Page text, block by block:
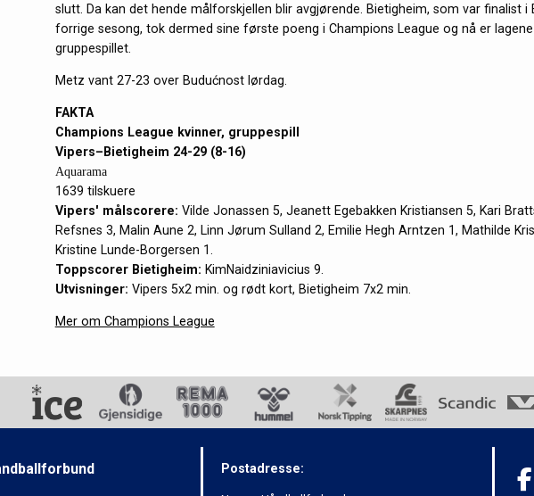
slutt. Da kan det hende målforskjellen blir avgjørende. Bietigheim, som var finalist i
forrige sesong, tok dermed sine første poeng i Champions League og nå er
gruppespillet.
Metz vant 27-23 over Budućnost lørdag.
FAKTA
Champions League kvinner, gruppespill
Vipers–Bietigheim 24-29 (8-16)
Aquarama
1639 tilskuere
Vipers' målscorere: Vilde Jonassen 5, Jeanett Egebakken Kristiansen 5, Kari
Refsnes 3, Malin Aune 2, Linn Jørum Sulland 2, Emilie Hegh Arntzen 1, Mathilde
Kristine Lunde-Borgersen 1.
Toppscorer Bietigheim: KimNaidziniavicius 9.
Utvisninger: Vipers 5x2 min. og rødt kort, Bietigheim 7x2 min.
Mer om Champions League
Postadresse: